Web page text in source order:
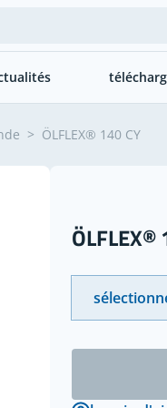
> ÖLFLEX® 140 CY
ÖLFLEX®